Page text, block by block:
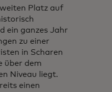
Platz auf
ein ganzes Jahr
zu einer
in Scharen
über dem
Niveau liegt.
einen